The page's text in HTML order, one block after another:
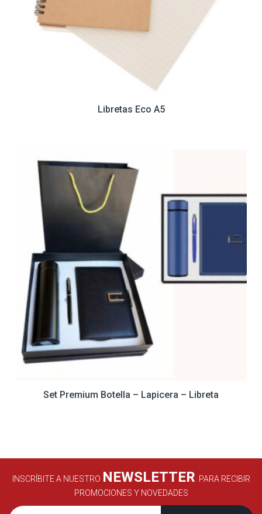
Libretas Eco A5
Set Premium Botella – Lapicera – Libreta
INSCRÍBITE A NUESTRO NEWSLETTER PARA RECIBIR
PROMOCIONES Y NOVEDADES